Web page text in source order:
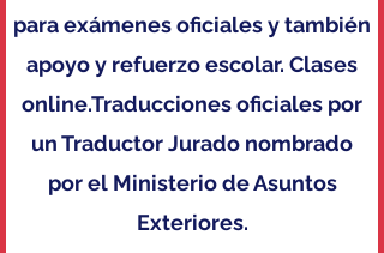
para exámenes oficiales y también
apoyo y refuerzo escolar. Clases
online.Traducciones oficiales por
un Traductor Jurado nombrado
por el Ministerio de Asuntos
Exteriores.